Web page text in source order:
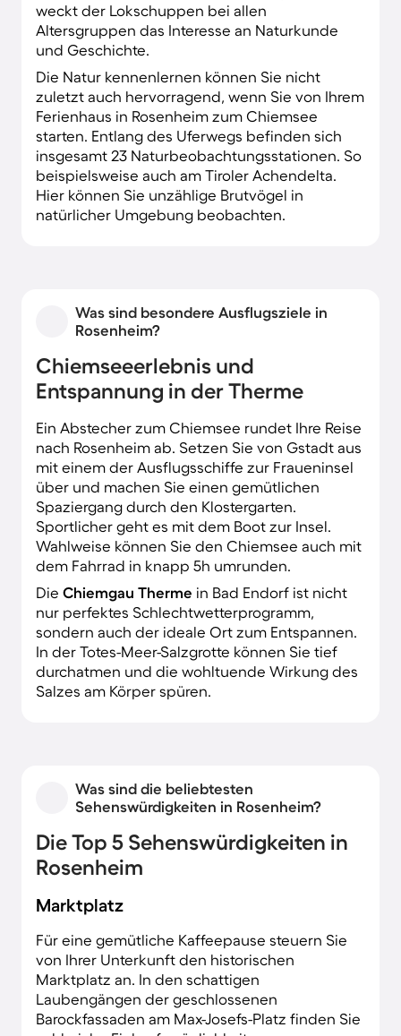
weckt der Lokschuppen bei allen
Altersgruppen das Interesse an Naturkunde
und Geschichte.
Die Natur kennenlernen können Sie nicht
zuletzt auch hervorragend, wenn Sie von Ihrem
Ferienhaus in Rosenheim zum Chiemsee
starten. Entlang des Uferwegs befinden sich
insgesamt 23 Naturbeobachtungsstationen. So
beispielsweise auch am Tiroler Achendelta.
Hier können Sie unzählige Brutvögel in
natürlicher Umgebung beobachten.
Was sind besondere Ausflugsziele in
Rosenheim?
Chiemseeerlebnis und
Entspannung in der Therme
Ein Abstecher zum Chiemsee rundet Ihre Reise
nach Rosenheim ab. Setzen Sie von Gstadt aus
mit einem der Ausflugsschiffe zur Fraueninsel
über und machen Sie einen gemütlichen
Spaziergang durch den Klostergarten.
Sportlicher geht es mit dem Boot zur Insel.
Wahlweise können Sie den Chiemsee auch mit
dem Fahrrad in knapp 5h umrunden.
Die Chiemgau Therme in Bad Endorf ist nicht
nur perfektes Schlechtwetterprogramm,
sondern auch der ideale Ort zum Entspannen.
In der Totes-Meer-Salzgrotte können Sie tief
durchatmen und die wohltuende Wirkung des
Salzes am Körper spüren.
Was sind die beliebtesten
Sehenswürdigkeiten in Rosenheim?
Die Top 5 Sehenswürdigkeiten in
Rosenheim
Marktplatz
Für eine gemütliche Kaffeepause steuern Sie
von Ihrer Unterkunft den historischen
Marktplatz an. In den schattigen
Laubengängen der geschlossenen
Barockfassaden am Max-Josefs-Platz finden Sie